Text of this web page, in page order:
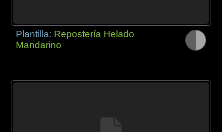
Plantilla: Repostería Helado
Mandarino